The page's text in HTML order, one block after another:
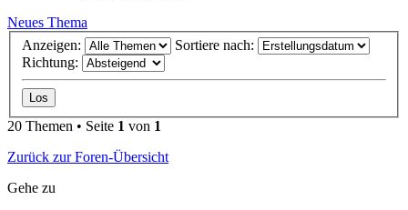
Neues Thema
Anzeigen:
Sortiere nach:
Richtung:
20 Themen • Seite 1 von 1
Zurück zur Foren-Übersicht
Gehe zu